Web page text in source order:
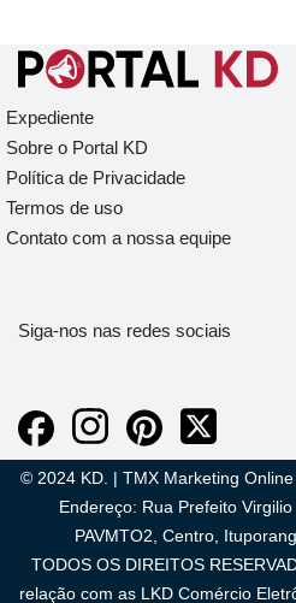
Expediente
Sobre o Portal KD
Política de Privacidade
Termos de uso
Contato com a nossa equipe
Siga-nos nas redes sociais
© 2024 KD. | TMX Marketing Online
Endereço: Rua Prefeito
PAVMTO2, Centro,
TODOS OS DIREITOS
relação com as LKD Comércio